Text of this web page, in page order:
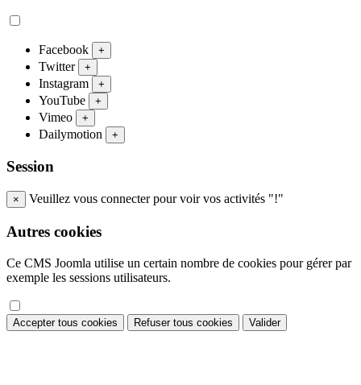
Facebook +
Twitter +
Instagram +
YouTube +
Vimeo +
Dailymotion +
Session
× Veuillez vous connecter pour voir vos activités "!"
Autres cookies
Ce CMS Joomla utilise un certain nombre de cookies pour gérer par
exemple les sessions utilisateurs.
Accepter tous cookies Refuser tous cookies Valider